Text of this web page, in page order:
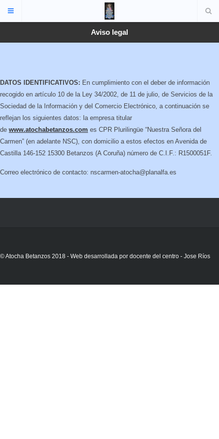
Aviso legal
DATOS IDENTIFICATIVOS: En cumplimiento con el deber de información
recogido en artículo 10 de la Ley 34/2002, de 11 de julio, de Servicios de la
Sociedad de la Información y del Comercio Electrónico, a continuación se
reflejan los siguientes datos: la empresa titular
de www.atochabetanzos.com es CPR Plurilingüe “Nuestra Señora del
Carmen” (en adelante NSC), con domicilio a estos efectos en Avenida de
Castilla 146-152 15300 Betanzos (A Coruña) número de C.I.F.: R1500051F.
Correo electrónico de contacto: nscarmen-atocha@planalfa.es
© Atocha Betanzos 2018 - Web desarrollada por docente del centro - Jose Ríos